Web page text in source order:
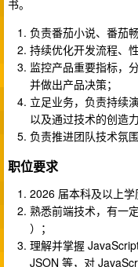
书。
负责番茄小说、番茄
持续优化开发流程、
监控产品重要指标，
并做出产品决策；
立足业务，负责持续
以及通过技术的创造
负责推进团队技术氛
职位要求
2026 届本科及以上学
熟悉前端技术，有一
）；
理解并掌握
JSON 等，对